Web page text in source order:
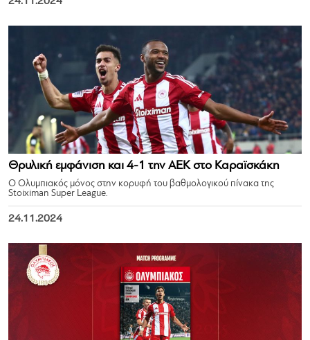
Θρυλική εμφάνιση και 4-1 την ΑΕΚ στο Καραϊσκάκη
Ο Ολυμπιακός μόνος στην κορυφή του βαθμολογικού πίνακα της
Stoiximan Super League.
24.11.2024